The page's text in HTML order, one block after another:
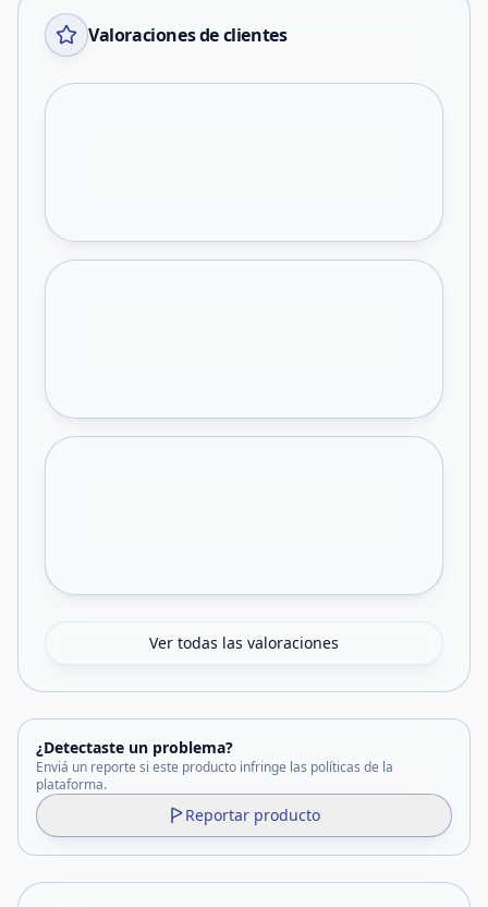
Valoraciones de clientes
Ver todas las valoraciones
¿Detectaste un problema?
Enviá un reporte si este producto infringe las políticas de la
plataforma.
Reportar producto